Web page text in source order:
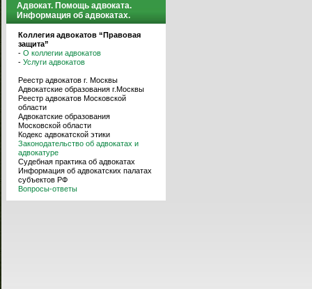
Адвокат. Помощь адвоката.
Информация об адвокатах.
Коллегия адвокатов “Правовая
защита”
- О коллегии адвокатов
- Услуги адвокатов
Реестр адвокатов г. Москвы
Адвокатские образования г.Москвы
Реестр адвокатов Московской
области
Адвокатские образования
Московской области
Кодекс адвокатской этики
Законодательство об адвокатах и
адвокатуре
Судебная практика об адвокатах
Информация об адвокатских палатах
субъектов РФ
Вопросы-ответы